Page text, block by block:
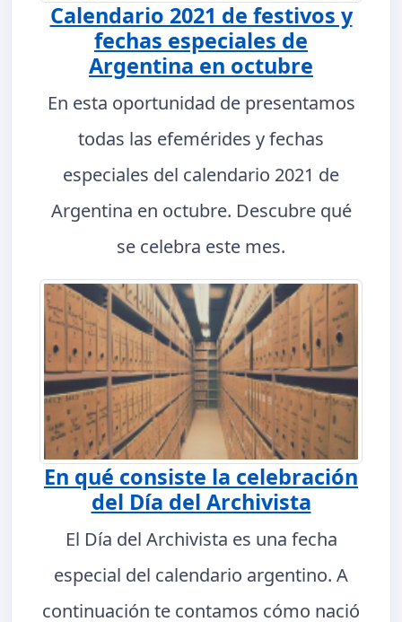
Calendario 2021 de festivos y
fechas especiales de
Argentina en octubre
En esta oportunidad de presentamos
todas las efemérides y fechas
especiales del calendario 2021 de
Argentina en octubre. Descubre qué
se celebra este mes.
En qué consiste la celebración
del Día del Archivista
El Día del Archivista es una fecha
especial del calendario argentino. A
continuación te contamos cómo nació